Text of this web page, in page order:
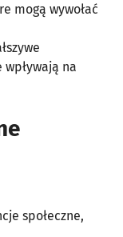
mogą wywołać
na
społeczne,